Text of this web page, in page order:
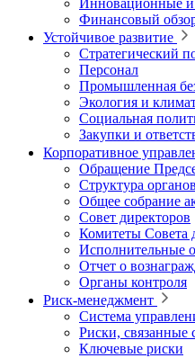
Инновационные и
Финансовый
Устойчивое развитие
Стратегический
Персонал
Промышленная
Экология и
Социальная
Закупки и
Корпоративное
Обращение
Структура
Общее собрание
Совет директоров
Комитеты Совета
Исполнительные
Отчет о
Органы контроля
Риск-менеджмент
Система
Риски, связанные
Ключевые риски